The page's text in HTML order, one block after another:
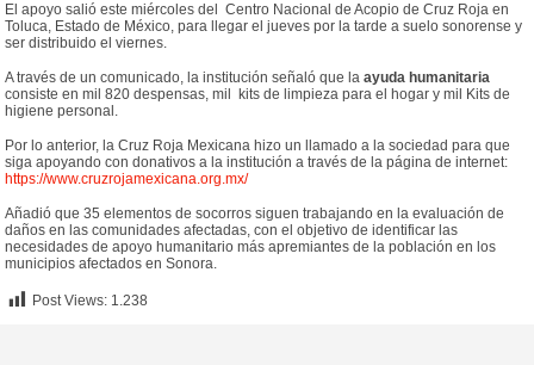
El apoyo salió este miércoles del Centro Nacional de Acopio de Cruz Roja en
Toluca, Estado de México, para llegar el jueves por la tarde a suelo sonorense y
ser distribuido el viernes.
A través de un comunicado, la institución señaló que la ayuda humanitaria
consiste en mil 820 despensas, mil kits de limpieza para el hogar y mil Kits de
higiene personal.
Por lo anterior, la Cruz Roja Mexicana hizo un llamado a la sociedad para que
siga apoyando con donativos a la institución a través de la página de internet:
https://www.cruzrojamexicana.org.mx/
Añadió que 35 elementos de socorros siguen trabajando en la evaluación de
daños en las comunidades afectadas, con el objetivo de identificar las
necesidades de apoyo humanitario más apremiantes de la población en los
municipios afectados en Sonora.
Post Views: 1.238